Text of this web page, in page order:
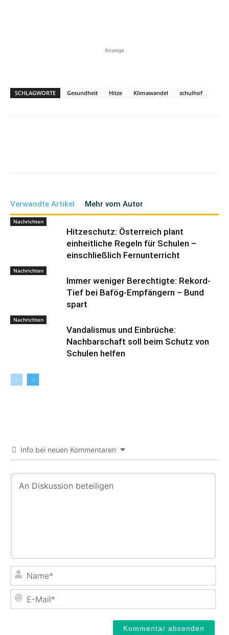
Anzeige
SCHLAGWORTE Gesundheit Hitze Klimawandel schulhof
Verwandte Artikel Mehr vom Autor
Nachrichten
Hitzeschutz: Österreich plant
einheitliche Regeln für Schulen –
einschließlich Fernunterricht
Nachrichten
Immer weniger Berechtigte: Rekord-
Tief bei Bafög-Empfängern – Bund
spart
Nachrichten
Vandalismus und Einbrüche:
Nachbarschaft soll beim Schutz von
Schulen helfen
Info bei neuen Kommentaren
E-